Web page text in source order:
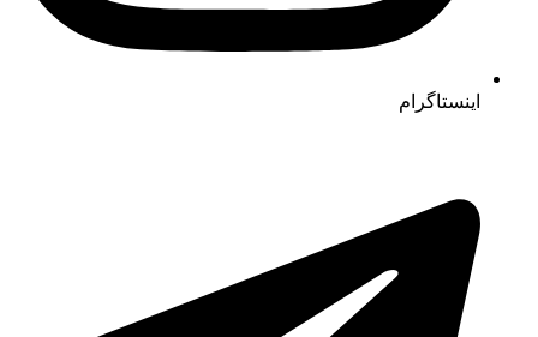
اینستاگرام